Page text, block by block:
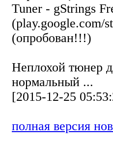
Tuner - gStrings
(play.google.com/
(опробован!!!)
Неплохой тюнер
нормальный ...
[2015-12-25
полная версия